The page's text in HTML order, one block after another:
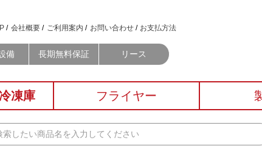
会社概要 ご利用案内 お問い合わせ お支払方法
備 長期無料保証 リース
凍庫 フライヤー